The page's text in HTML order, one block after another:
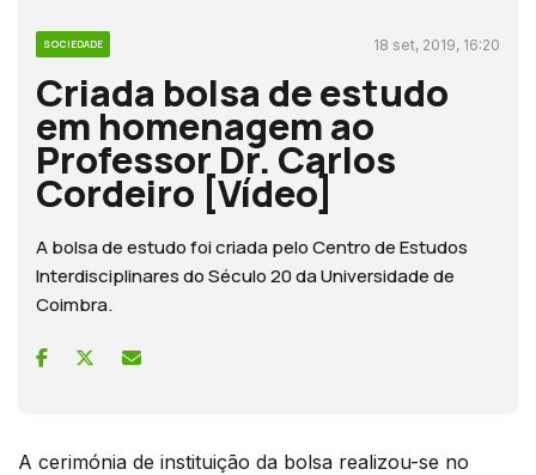
SOCIEDADE 18 set, 2019, 16:20
Criada bolsa de estudo
em homenagem ao
Professor Dr. Carlos
Cordeiro [Vídeo]
A bolsa de estudo foi criada pelo Centro de Estudos
Interdisciplinares do Século 20 da Universidade de
Coimbra.
A cerimónia de instituição da bolsa realizou-se no